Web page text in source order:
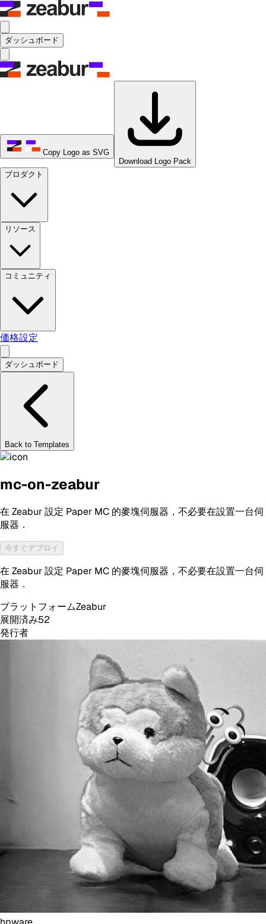
ダッシュボード
Copy Logo as SVG
Download Logo Pack
プロダクト
リソース
コミュニティ
価格設定
ダッシュボード
Back to Templates
mc-on-zeabur
在 Zeabur 設定 Paper MC 的麥塊伺服器，不必要在設置一台伺
服器．
今すぐデプロイ
在 Zeabur 設定 Paper MC 的麥塊伺服器，不必要在設置一台伺
服器．
プラットフォームZeabur
展開済み52
発行者